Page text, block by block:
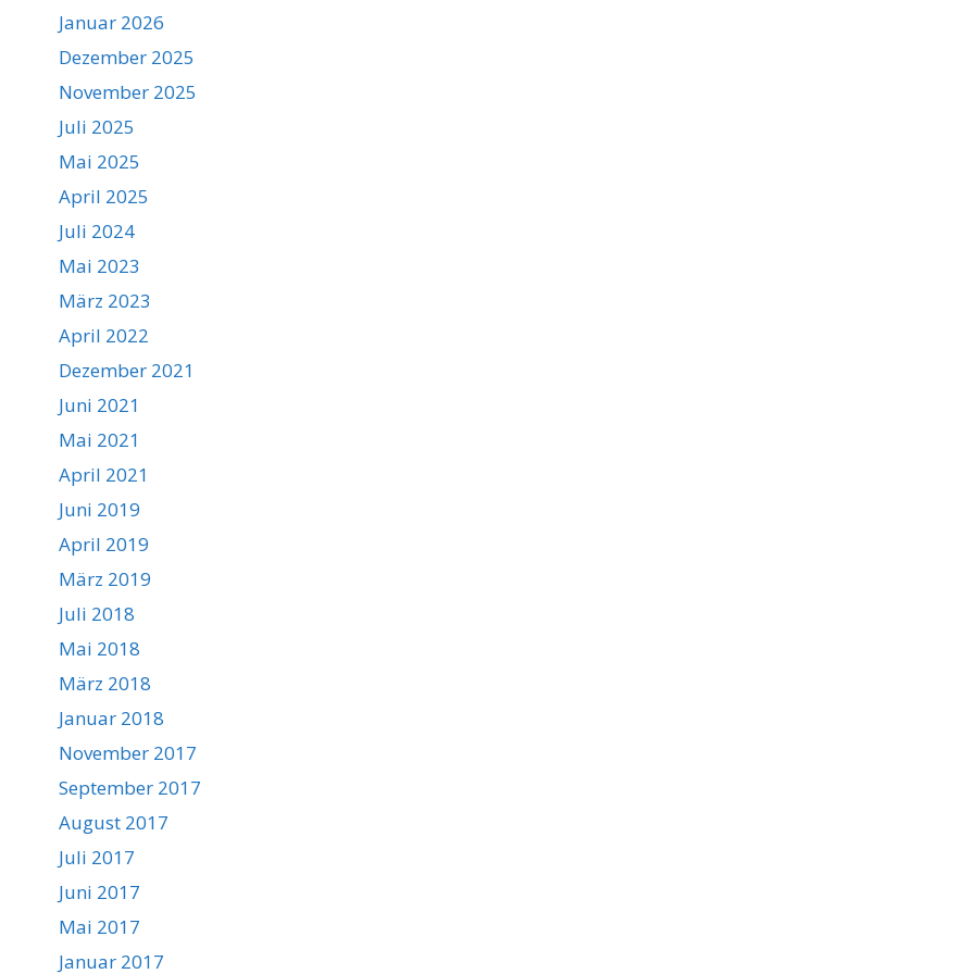
Januar 2026
Dezember 2025
November 2025
Juli 2025
Mai 2025
April 2025
Juli 2024
Mai 2023
März 2023
April 2022
Dezember 2021
Juni 2021
Mai 2021
April 2021
Juni 2019
April 2019
März 2019
Juli 2018
Mai 2018
März 2018
Januar 2018
November 2017
September 2017
August 2017
Juli 2017
Juni 2017
Mai 2017
Januar 2017